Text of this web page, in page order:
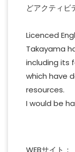
どアクティビ
Licenced
Takayama
including its
which have
resources.
I would be
WEBサイト：